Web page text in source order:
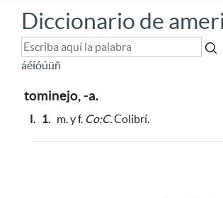
Diccionario de
áéíóúüñ
tominejo, -a.
I. 1. m. y f. Co:C.Colibrí.